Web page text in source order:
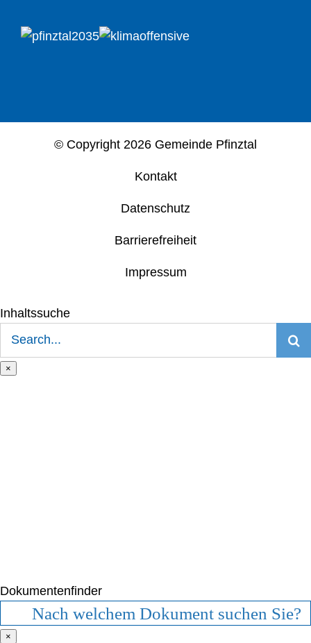
© Copyright 2026 Gemeinde Pfinztal
Kontakt
Datenschutz
Barrierefreiheit
Impressum
Inhaltssuche
×
Dokumentenfinder
×